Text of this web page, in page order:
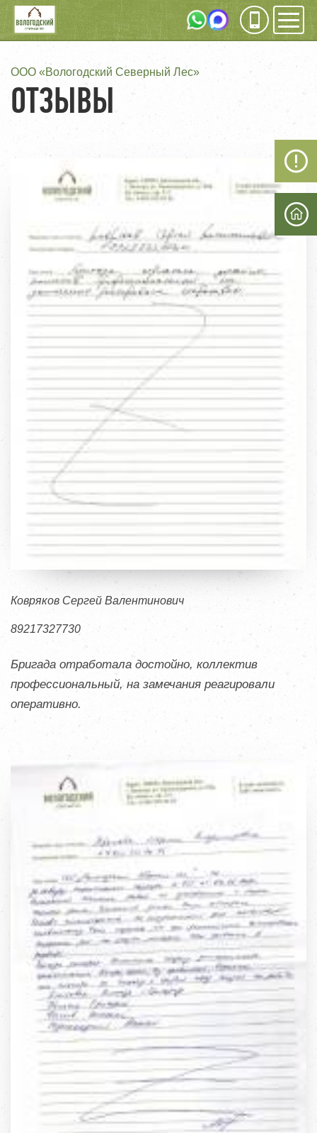
Инфо
СТРОКА
НАВИГАЦИИ
ООО «Вологодский Северный Лес»
ОТЗЫВЫ
Ковряков Сергей Валентинович
89217327730
Бригада отработала достойно, коллектив
профессиональный, на замечания реагировали
оперативно.